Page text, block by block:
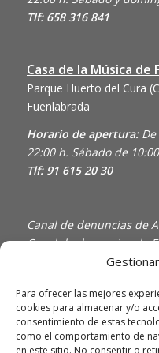
Para ofrecer las mejores
cookies para almacenar y/o
consentimiento de estas
como el comportamiento de
en este sitio. No consentir o
Tlf: 658 316 841
Casa de la Música de
Parque Huerto del Cura
Fuenlabrada
Horario de apertura:
22:00 h. Sábado de
Tlf: 91 615 20 30
Canal de denuncias de
Canal de denuncias de
Política de Privacidad y
Política de calidad